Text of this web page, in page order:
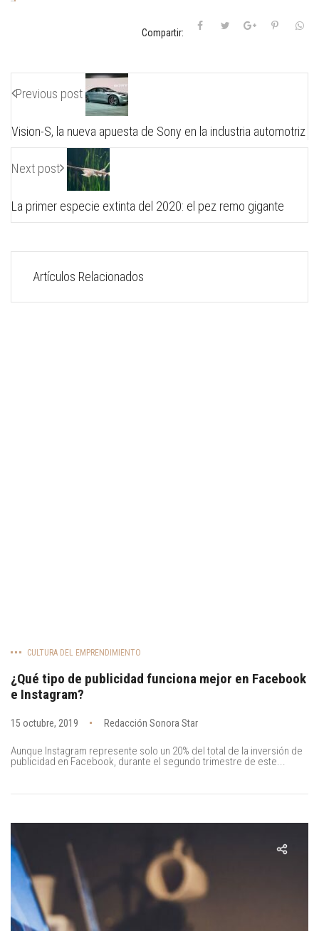
Compartir:
Previous post
Vision-S, la nueva apuesta de Sony en la industria automotriz
Next post
La primer especie extinta del 2020: el pez remo gigante
Artículos Relacionados
CULTURA DEL EMPRENDIMIENTO
¿Qué tipo de publicidad funciona mejor en Facebook
e Instagram?
15 octubre, 2019 Redacción Sonora Star
Aunque Instagram represente solo un 20% del total de la inversión de
publicidad en Facebook, durante el segundo trimestre de este...